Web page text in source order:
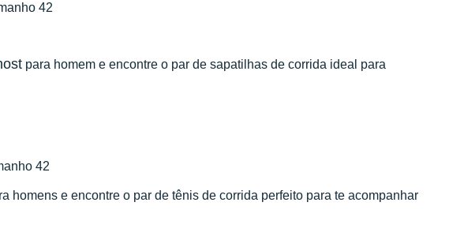
42
para homem e encontre o par de sapatilhas de corrida ideal para
42
homens e encontre o par de tênis de corrida perfeito para te acompanhar